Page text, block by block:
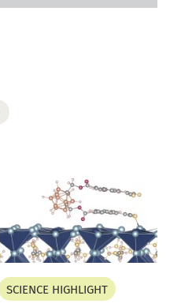
SCIENCE HIGHLIGHT